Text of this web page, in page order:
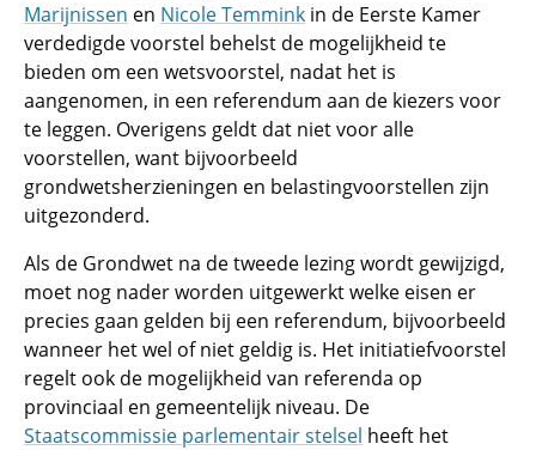
Marijnissen en Nicole Temmink in de Eerste Kamer
verdedigde voorstel behelst de mogelijkheid te
bieden om een wetsvoorstel, nadat het is
aangenomen, in een referendum aan de kiezers voor
te leggen. Overigens geldt dat niet voor alle
voorstellen, want bijvoorbeeld
grondwetsherzieningen en belastingvoorstellen zijn
uitgezonderd.
Als de Grondwet na de tweede lezing wordt gewijzigd,
moet nog nader worden uitgewerkt welke eisen er
precies gaan gelden bij een referendum, bijvoorbeeld
wanneer het wel of niet geldig is. Het initiatiefvoorstel
regelt ook de mogelijkheid van referenda op
provinciaal en gemeentelijk niveau. De
Staatscommissie parlementair stelsel heeft het